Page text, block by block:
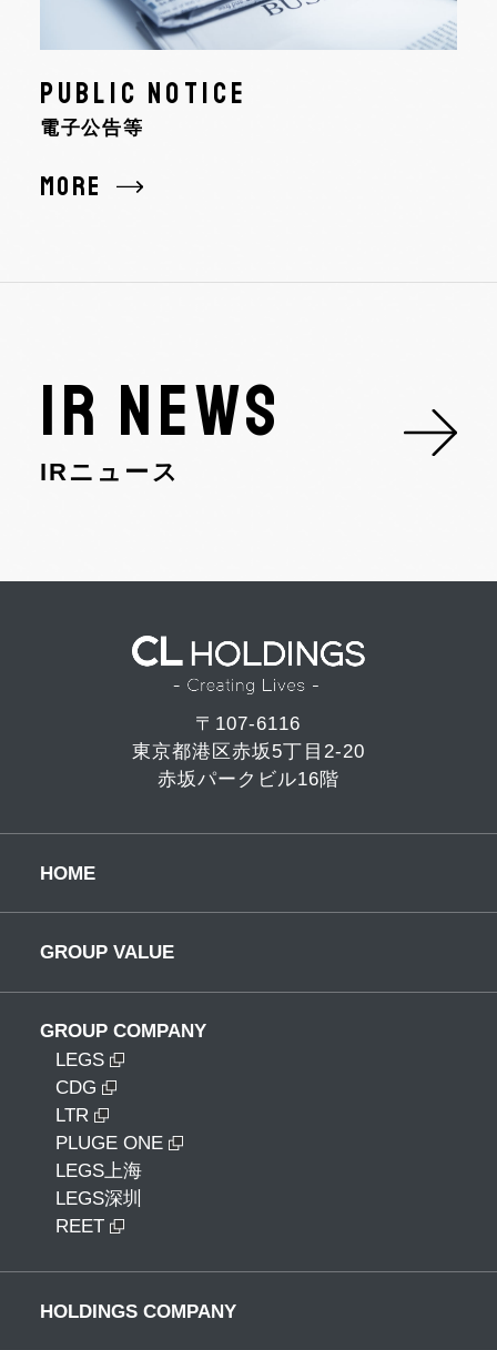
PUBLIC NOTICE
電子公告等
MORE
IR NEWS
IRニュース
〒107-6116
東京都港区赤坂5丁目2-20
赤坂パークビル16階
HOME
GROUP VALUE
GROUP COMPANY
LEGS
CDG
LTR
PLUGE ONE
LEGS上海
LEGS深圳
REET
HOLDINGS COMPANY